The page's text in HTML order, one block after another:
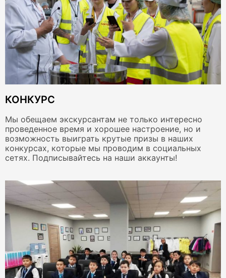
КОНКУРС
Мы обещаем экскурсантам не только интересно
проведенное время и хорошее настроение, но и
возможность выиграть крутые призы в наших
конкурсах, которые мы проводим в социальных
сетях. Подписывайтесь на наши аккаунты!